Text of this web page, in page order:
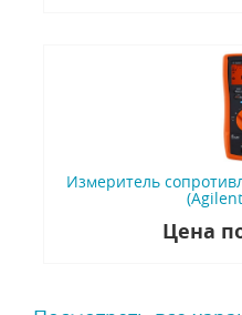
Измеритель
Цена